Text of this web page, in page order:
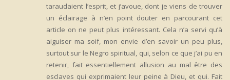
taraudaient l’esprit, et j’avoue, dont je viens de trouver
un éclairage à n’en point douter en parcourant cet
article on ne peut plus intéressant. Cela n’a servi qu’à
aiguiser ma soif, mon envie d’en savoir un peu plus,
surtout sur le Negro spiritual, qui, selon ce que j’ai pu en
retenir, fait essentiellement allusion au mal être des
esclaves qui exprimaient leur peine à Dieu, et qui. Fait